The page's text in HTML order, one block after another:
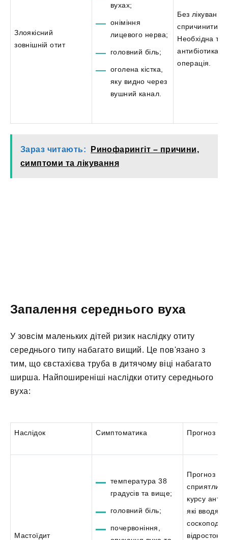
Злоякісний
зовнішній отит
вухах;
оніміння
лицевого нерва;
головний біль;
оголена кістка,
яку видно через
вушний канал.
Без
спричинити
Необхідна
операція.
Зараз читають:
Ринофарингіт – причини,
симптоми та лікування
Запалення середнього вуха
У зовсім маленьких дітей ризик наслідку отиту
середнього типу набагато вищий. Це пов'язано з
тим, що євстахієва труба в дитячому віці набагато
ширша. Найпоширеніші наслідки отиту середнього
вуха:
Наслідок Симптоматика Прогноз
Мастоїдит
температура 38
градусів та вище;
головний біль;
почервоніння,
Прогноз є
курсу
які вводять
відросток,